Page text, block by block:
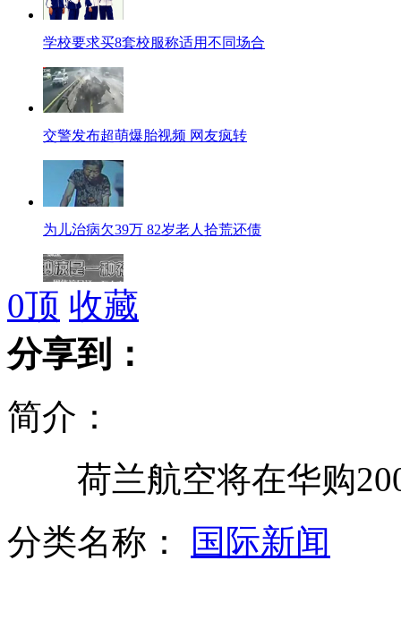
学校要求买8套校服称适用不同场合
交警发布超萌爆胎视频 网友疯转
为儿治病欠39万 82岁老人拾荒还债
恩施旅游委否认为市民发放"凉民证"
中国地沟油出口荷兰变身航空燃油
0顶 收藏
分享到：
简介：
荷兰航空将在华购
分类名称：
国际新闻